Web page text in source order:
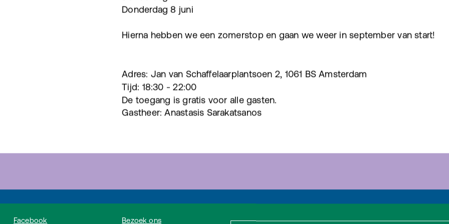
Donderdag 8 juni
Hierna hebben we een zomerstop en gaan we weer in september van start!
Adres: Jan van Schaffelaarplantsoen 2, 1061 BS Amsterdam
Tijd: 18:30 - 22:00
De toegang is gratis voor alle gasten.
Gastheer: Anastasis Sarakatsanos
Bezoek ons
Facebook